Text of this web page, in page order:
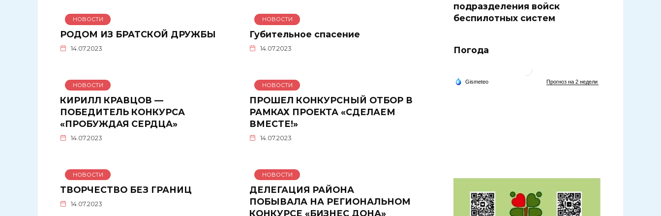
НОВОСТИ
РОДОМ ИЗ БРАТСКОЙ ДРУЖБЫ
14.07.2023
НОВОСТИ
Губительное спасение
14.07.2023
НОВОСТИ
КИРИЛЛ КРАВЦОВ —
ПОБЕДИТЕЛЬ КОНКУРСА
«ПРОБУЖДАЯ СЕРДЦА»
14.07.2023
НОВОСТИ
ПРОШЕЛ КОНКУРСНЫЙ ОТБОР В
РАМКАХ ПРОЕКТА «СДЕЛАЕМ
ВМЕСТЕ!»
14.07.2023
НОВОСТИ
ТВОРЧЕСТВО БЕЗ ГРАНИЦ
14.07.2023
НОВОСТИ
ДЕЛЕГАЦИЯ РАЙОНА
ПОБЫВАЛА НА РЕГИОНАЛЬНОМ
КОНКУРСЕ «БИЗНЕС ДОНА»
подразделения войск
беспилотных систем
Погода